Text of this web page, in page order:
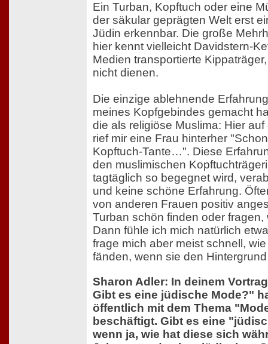
Ein Turban, Kopftuch oder eine
der säkular geprägten Welt erst
Jüdin erkennbar. Die große
hier kennt vielleicht Davidstern-
Medien transportierte
nicht dienen.
Die einzige ablehnende
meines Kopfgebindes gemacht
die als religiöse Muslima: Hier
rief mir eine Frau hinterher
Kopftuch-Tante…". Diese
den muslimischen
tagtäglich so begegnet wird,
und keine schöne Erfahrung.
von anderen Frauen positiv
Turban schön finden oder
Dann fühle ich mich natürlich
frage mich aber meist schnell,
fänden, wenn sie den
Sharon Adler: In deinem
Gibt es eine jüdische Mode?"
öffentlich mit dem Thema
beschäftigt. Gibt es eine
wenn ja, wie hat diese sich